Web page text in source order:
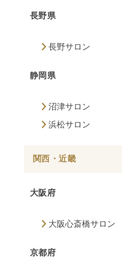
長野県
長野サロン
静岡県
沼津サロン
浜松サロン
関西・近畿
大阪府
大阪心斎橋サロン
京都府